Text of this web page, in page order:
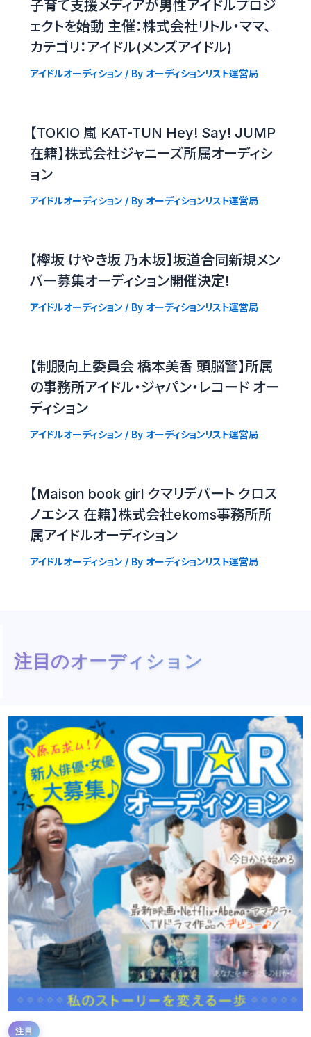
子育て支援メディアが男性アイドルプロジ
ェクトを始動 主催：株式会社リトル・ママ、
カテゴリ：アイドル(メンズアイドル)
アイドルオーディション/ By オーディションリスト運営局
【TOKIO 嵐 KAT-TUN Hey! Say! JUMP
在籍】株式会社ジャニーズ所属オーディシ
ョン
アイドルオーディション/ By オーディションリスト運営局
【欅坂 けやき坂 乃木坂】坂道合同新規メン
バー募集オーディション開催決定!
アイドルオーディション/ By オーディションリスト運営局
【制服向上委員会 橋本美香 頭脳警】所属
の事務所アイドル・ジャパン・レコード オー
ディション
アイドルオーディション/ By オーディションリスト運営局
【Maison book girl クマリデパート クロス
ノエシス 在籍】株式会社ekoms事務所所
属アイドルオーディション
アイドルオーディション/ By オーディションリスト運営局
注目のオーディション
注目